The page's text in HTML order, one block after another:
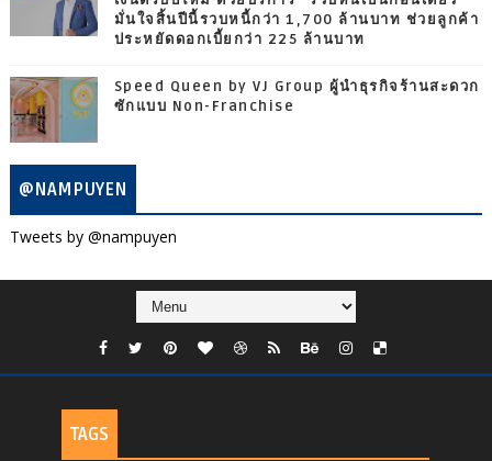
มั่นใจสิ้นปีนี้รวบหนี้กว่า 1,700 ล้านบาท ช่วยลูกค้า
ประหยัดดอกเบี้ยกว่า 225 ล้านบาท
Speed Queen by VJ Group ผู้นำธุรกิจร้านสะดวก
ซักแบบ Non-Franchise
@NAMPUYEN
Tweets by @nampuyen
TAGS